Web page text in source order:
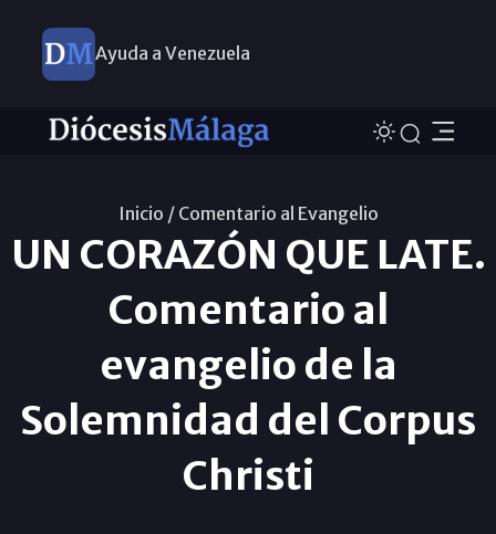
Ayuda a Venezuela
Inicio / Comentario al Evangelio
UN CORAZÓN QUE LATE.
Comentario al
evangelio de la
Solemnidad del Corpus
Christi